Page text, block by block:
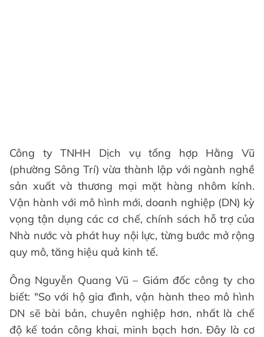
Công ty TNHH Dịch vụ tổng hợp Hằng Vũ
(phường Sông Trí) vừa thành lập với ngành nghề
sản xuất và thương mại mặt hàng nhôm kính.
Vận hành với mô hình mới, doanh nghiệp (DN) kỳ
vọng tận dụng các cơ chế, chính sách hỗ trợ của
Nhà nước và phát huy nội lực, từng bước mở rộng
quy mô, tăng hiệu quả kinh tế.
Ông Nguyễn Quang Vũ – Giám đốc công ty cho
biết: "So với hộ gia đình, vận hành theo mô hình
DN sẽ bài bản, chuyên nghiệp hơn, nhất là chế
độ kế toán công khai, minh bạch hơn. Đây là cơ